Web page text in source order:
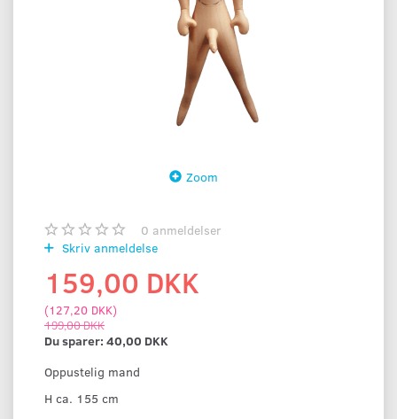
Zoom
0 anmeldelser
Skriv anmeldelse
159,00 DKK
(127,20 DKK)
199,00 DKK
Du sparer: 40,00 DKK
Oppustelig mand
H ca. 155 cm